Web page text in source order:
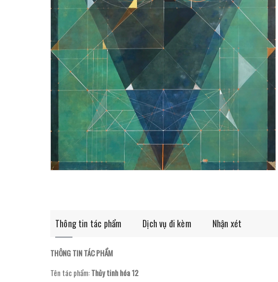
Thông tin tác phẩm Dịch vụ đi kèm Nhận xét
THÔNG TIN TÁC PHẨM
Tên tác phẩm:Thủy tinh hóa 12